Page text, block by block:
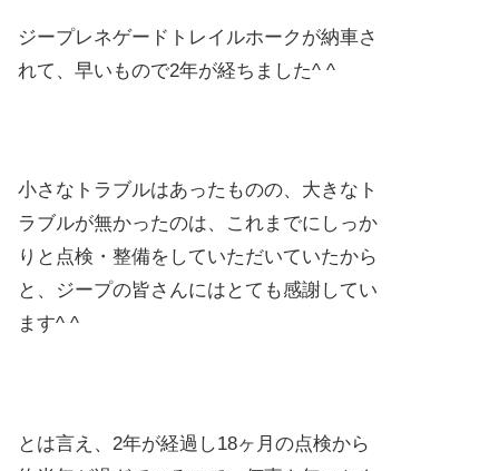
ジープレネゲードトレイルホークが納車さ
れて、早いもので2年が経ちました^ ^
小さなトラブルはあったものの、大きなト
ラブルが無かったのは、これまでにしっか
りと点検・整備をしていただいていたから
と、ジープの皆さんにはとても感謝してい
ます^ ^
とは言え、2年が経過し18ヶ月の点検から